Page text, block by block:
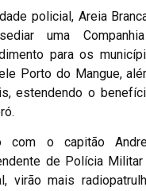
policial, Areia
uma Companhia
para os
Porto do Mangue,
estendendo o
com o capitão
de Polícia Militar
virão mais